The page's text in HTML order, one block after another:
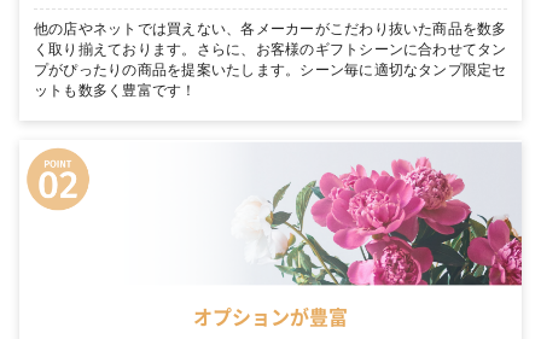
他の店やネットでは買えない、各メーカーがこだわり抜いた商品を数多
く取り揃えております。さらに、お客様のギフトシーンに合わせてタン
プがぴったりの商品を提案いたします。シーン毎に適切なタンプ限定セ
ットも数多く豊富です！
オプションが豊富